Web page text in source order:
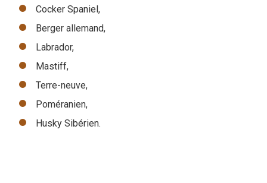
Cocker Spaniel,
Berger allemand,
Labrador,
Mastiff,
Terre-neuve,
Poméranien,
Husky Sibérien.